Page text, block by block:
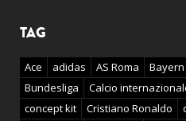
TAG
Ace adidas AS Roma
Bundesliga
Calcio
concept kit
Cristiano Ronaldo